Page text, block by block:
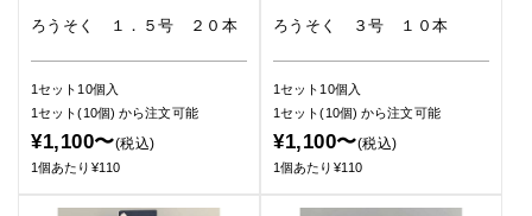
ろうそく １．５号 ２０本
1セット10個入
1セット(10個)から注文可能
¥1,100〜(税込)
1個あたり¥110
ろうそく ３号 １０本
1セット10個入
1セット(10個)から注文可能
¥1,100〜(税込)
1個あたり¥110